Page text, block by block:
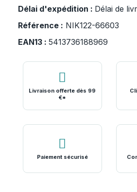
Délai d'expédition : Délai de
Référence : NIK122-66603
EAN13 : 5413736188969
Livraison offerte dès 99
€*
Paiement sécurisé